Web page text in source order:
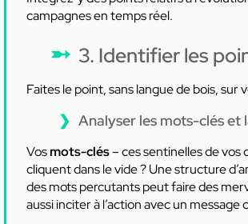
campagnes en temps réel.
3. Identifier les
Faites le point, sans langue de bois,
Analyser les mots-clés et
Vosmots-clés– ces sentinelles de
cliquent dans le vide ? Une structure
des mots percutants peut faire des
aussi inciter à l’action avec un message